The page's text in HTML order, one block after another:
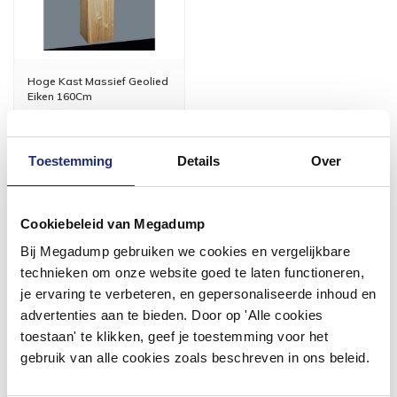
Toestemming Details Over
Cookiebeleid van Megadump
Bij Megadump gebruiken we cookies en vergelijkbare
technieken om onze website goed te laten functioneren,
je ervaring te verbeteren, en gepersonaliseerde inhoud en
advertenties aan te bieden. Door op 'Alle cookies
toestaan' te klikken, geef je toestemming voor het
gebruik van alle cookies zoals beschreven in ons beleid.
Hoge Kast Massief Geolied
Eiken 160Cm
720,00
#mijndroombadkamer